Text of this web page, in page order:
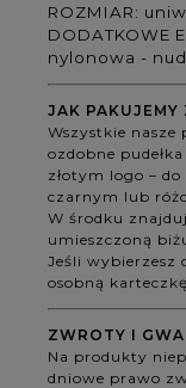
ROZMIAR:
DODATKOWE
nylonowa -
JAK PAKUJEMY
Wszystkie
ozdobne
złotym logo –
czarnym lub
W środku
umieszczoną
Jeśli wybierzesz
osobną
ZWROTY I
Na produkty
dniowe prawo